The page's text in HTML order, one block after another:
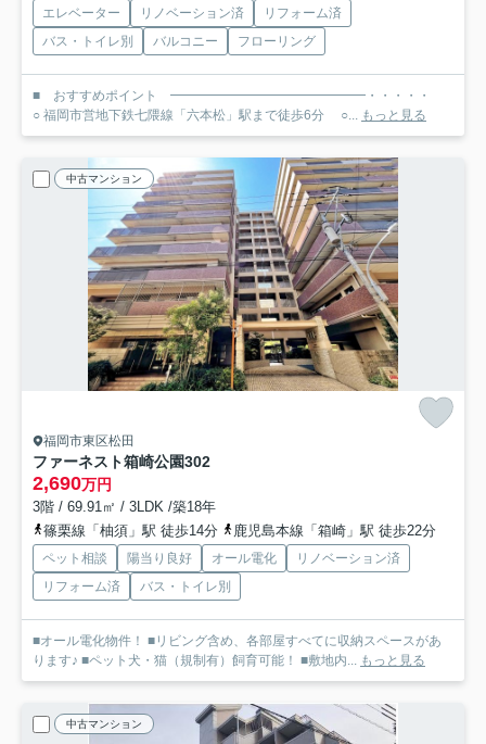
エレベーター リノベーション済
リフォーム済
バス・トイレ別
バルコニー フローリング
■ おすすめポイント ━━━━━━━━━━━━━━━・・・・・
○ 福岡市営地下鉄七隈線「六本松」駅まで徒歩6分 ○... もっと見る
中古マンション
福岡市東区松田
ファーネスト箱崎公園302
2,690万円
3階 / 69.91㎡ / 3LDK /築18年
篠栗線「柚須」駅 徒歩14分
鹿児島本線「箱崎」駅 徒歩22分
ペット相談 陽当り良好 オール電化
リノベーション済
リフォーム済
バス・トイレ別
■オール電化物件！ ■リビング含め、各部屋すべてに収納スペースがあ
ります♪ ■ペット犬・猫（規制有）飼育可能！ ■敷地内... もっと見る
中古マンション